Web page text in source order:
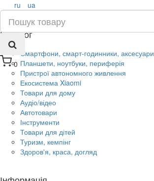
0
ru ua
Каталог
Смартфони, смарт-годинники, аксесуари
Планшети, ноутбуки, периферія
Пристрої автономного живлення
Екосистема Xiaomi
Товари для дому
Аудіо/відео
Автотовари
Інструменти
Товари для дітей
Туризм, кемпінг
Здоров'я, краса, догляд